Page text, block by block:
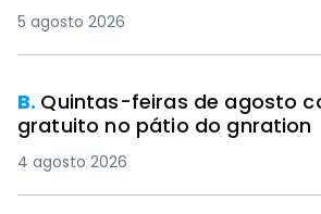
5 agosto 2026
B. Quintas-feiras de agosto
gratuito no pátio do gnration
4 agosto 2026